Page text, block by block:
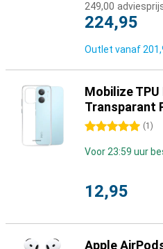
249,00
224,95
Outlet vanaf
Mobilize
Transparant
5 sterren (1 )
Voor 23:59 uur
12,95
Apple